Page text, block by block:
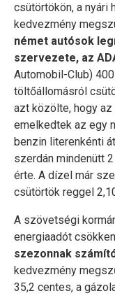
csütörtökön, a nyári
kedvezmény
német autósok
szervezete, az
Automobil-Club)
töltőállomásról
azt közölte, hogy
emelkedtek az egy
benzin literenkénti
szerdán mindenütt
érte. A dízel már
csütörtök reggel
A szövetségi
energiaadót
szezonnak
kedvezmény
35,2 centes, a